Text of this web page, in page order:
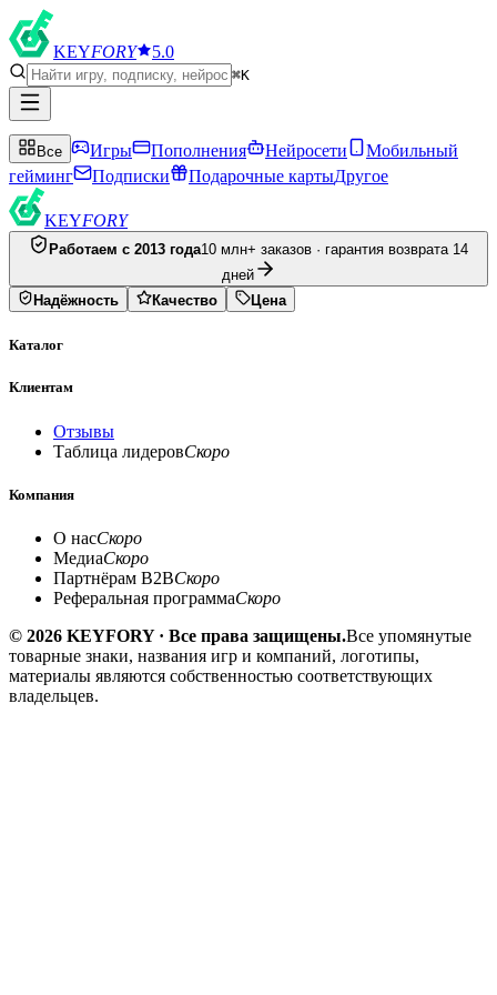
KEYFORY 5.0
⌘K
Все Игры Пополнения Нейросети
Мобильный
гейминг
Подписки Подарочные картыДругое
KEYFORY
Работаем с 2013 года10 млн+ заказов · гарантия возврата 14
дней
Надёжность
Качество Цена
Каталог
Клиентам
Отзывы
Таблица лидеровСкоро
Компания
О насСкоро
МедиаСкоро
Партнёрам B2BСкоро
Реферальная программаСкоро
© 2026 KEYFORY · Все права защищены.Все упомянутые
товарные знаки, названия игр и компаний, логотипы,
материалы являются собственностью соответствующих
владельцев.